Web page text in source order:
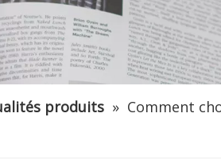
produits » Comment